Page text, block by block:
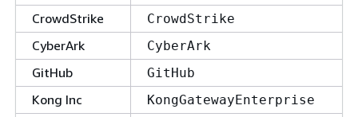
CrowdStrike CrowdStrike
CyberArk CyberArk
GitHub GitHub
Kong Inc KongGatewayEnterprise